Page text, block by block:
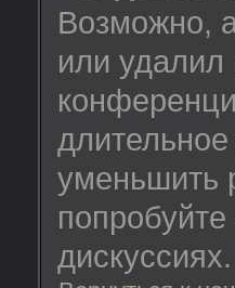
Возможно,
или удалил
уменьшить
попробуйте
дискуссиях.